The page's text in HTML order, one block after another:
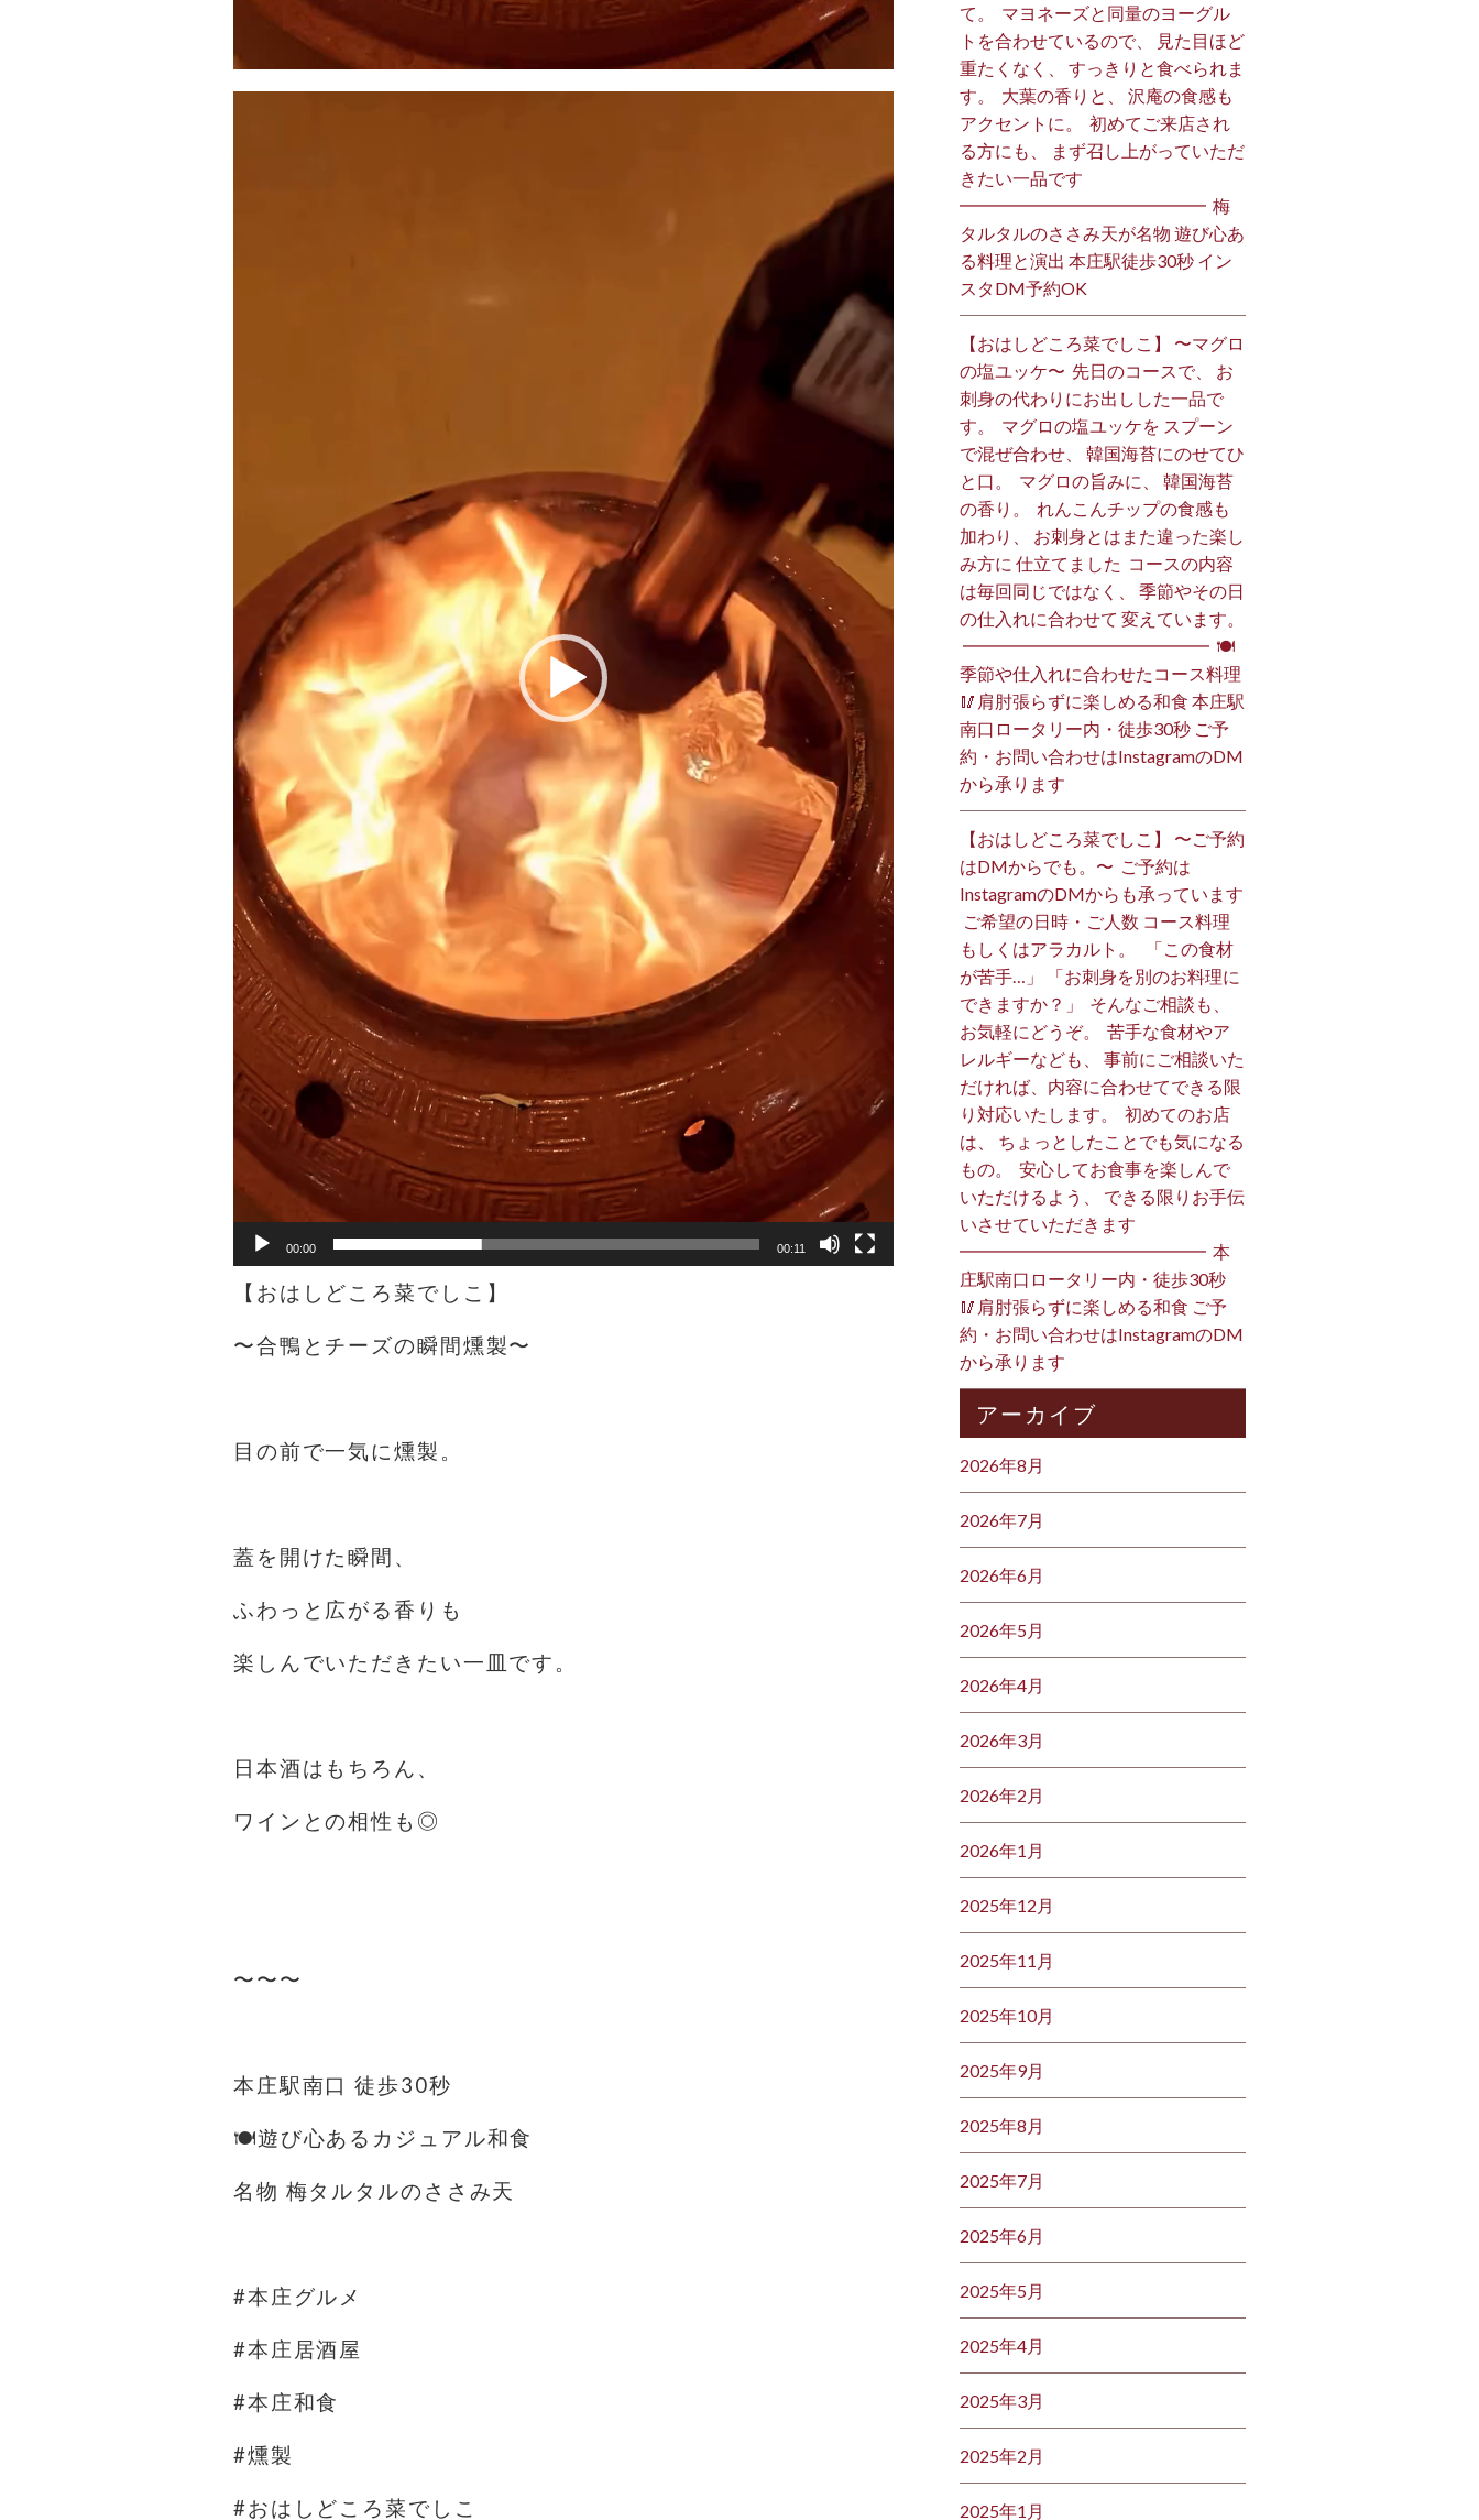
00:00 00:11
【おはしどころ菜でしこ】
〜合鴨とチーズの瞬間燻製〜
目の前で一気に燻製。
蓋を開けた瞬間、
ふわっと広がる香りも
楽しんでいただきたい一皿です。
日本酒はもちろん、
ワインとの相性も◎
〜〜〜
本庄駅南口 徒歩30秒
🍽️遊び心あるカジュアル和食
名物 梅タルタルのささみ天
#本庄グルメ
#本庄居酒屋
#本庄和食
#燻製
#おはしどころ菜でしこ
て。 ⁡ マヨネーズと同量のヨーグル
トを合わせているので、 見た目ほど
重たくなく、 すっきりと食べられま
す。 ⁡ 大葉の香りと、 沢庵の食感も
アクセントに。 ⁡ 初めてご来店され
る方にも、 まず召し上がっていただ
きたい一品です️ ⁡
━━━━━━━━━━━━━━ ⁡ 梅
タルタルのささみ天が名物 遊び心あ
る料理と演出 本庄駅徒歩30秒 イン
スタDM予約OK ⁡
【おはしどころ菜でしこ】 〜マグロ
の塩ユッケ〜 ⁡ 先日のコースで、 お
刺身の代わりにお出しした一品で
す。 ⁡ マグロの塩ユッケを スプーン
で混ぜ合わせ、 韓国海苔にのせてひ
と口。 ⁡ マグロの旨みに、 韓国海苔
の香り。 ⁡ れんこんチップの食感も
加わり、 お刺身とはまた違った楽し
み方に 仕立てました️ ⁡ コースの内容
は毎回同じではなく、 季節やその日
の仕入れに合わせて 変えています。
⁡ ━━━━━━━━━━━━━━ ⁡ 🍽
季節や仕入れに合わせたコース料理
🥢肩肘張らずに楽しめる和食 本庄駅
南口ロータリー内・徒歩30秒 ご予
約・お問い合わせはInstagramのDM
から承ります ⁡
【おはしどころ菜でしこ】 〜ご予約
はDMからでも。〜 ⁡ ご予約は
InstagramのDMからも承っています
⁡ ご希望の日時・ご人数 コース料理
もしくはアラカルト。 ⁡ ⁡ 「この食材
が苦手…」 「お刺身を別のお料理に
できますか？」 ⁡ そんなご相談も、
お気軽にどうぞ。 ⁡ 苦手な食材やア
レルギーなども、 事前にご相談いた
だければ、内容に合わせてできる限
り対応いたします。 ⁡ 初めてのお店
は、 ちょっとしたことでも気になる
もの。 ⁡ 安心してお食事を楽しんで
いただけるよう、 できる限りお手伝
いさせていただきます️ ⁡
━━━━━━━━━━━━━━ ⁡ 本
庄駅南口ロータリー内・徒歩30秒
🥢肩肘張らずに楽しめる和食 ご予
約・お問い合わせはInstagramのDM
から承ります ⁡
アーカイブ
2026年8月
2026年7月
2026年6月
2026年5月
2026年4月
2026年3月
2026年2月
2026年1月
2025年12月
2025年11月
2025年10月
2025年9月
2025年8月
2025年7月
2025年6月
2025年5月
2025年4月
2025年3月
2025年2月
2025年1月